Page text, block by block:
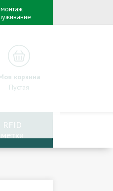
корзина
Пустая
RFID
метки